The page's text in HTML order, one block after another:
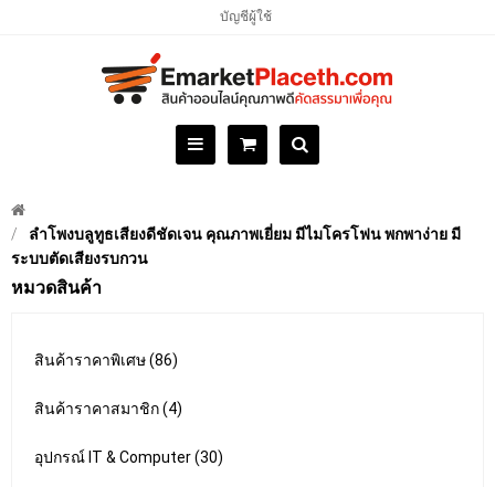
บัญชีผู้ใช้
ลำโพงบลูทูธเสียงดีชัดเจน คุณภาพเยี่ยม มีไมโครโฟน พกพาง่าย มี
ระบบตัดเสียงรบกวน
หมวดสินค้า
สินค้าราคาพิเศษ (86)
สินค้าราคาสมาชิก (4)
อุปกรณ์ IT & Computer (30)